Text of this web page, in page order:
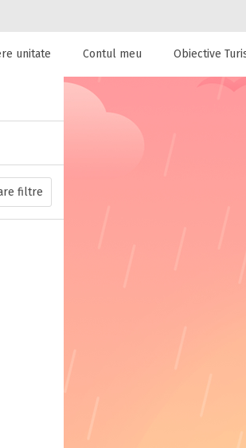
unitați de cazare la
unitate Contul meu Obiective
filtre